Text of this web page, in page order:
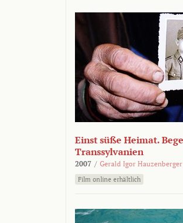
Einst süße Heimat.
Transsylvanien
2007 / Gerald Igor Hauzenberger
Film online erhältlich